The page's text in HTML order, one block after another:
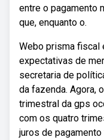
entre o pagamento
que, enquanto o.
Webo prisma fiscal
expectativas de
secretaria de
da fazenda. Agora,
trimestral da gps
com os quatro
juros de